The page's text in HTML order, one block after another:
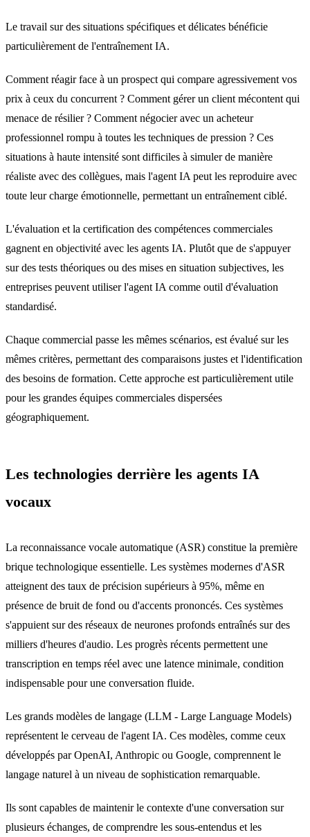
Le travail sur des situations spécifiques et délicates bénéficie
particulièrement de l'entraînement IA.
Comment réagir face à un prospect qui compare agressivement vos
prix à ceux du concurrent ? Comment gérer un client mécontent qui
menace de résilier ? Comment négocier avec un acheteur
professionnel rompu à toutes les techniques de pression ? Ces
situations à haute intensité sont difficiles à simuler de manière
réaliste avec des collègues, mais l'agent IA peut les reproduire avec
toute leur charge émotionnelle, permettant un entraînement ciblé.
L'évaluation et la certification des compétences commerciales
gagnent en objectivité avec les agents IA. Plutôt que de s'appuyer
sur des tests théoriques ou des mises en situation subjectives, les
entreprises peuvent utiliser l'agent IA comme outil d'évaluation
standardisé.
Chaque commercial passe les mêmes scénarios, est évalué sur les
mêmes critères, permettant des comparaisons justes et l'identification
des besoins de formation. Cette approche est particulièrement utile
pour les grandes équipes commerciales dispersées
géographiquement.
Les technologies derrière les agents IA
vocaux
La reconnaissance vocale automatique (ASR) constitue la première
brique technologique essentielle. Les systèmes modernes d'ASR
atteignent des taux de précision supérieurs à 95%, même en
présence de bruit de fond ou d'accents prononcés. Ces systèmes
s'appuient sur des réseaux de neurones profonds entraînés sur des
milliers d'heures d'audio. Les progrès récents permettent une
transcription en temps réel avec une latence minimale, condition
indispensable pour une conversation fluide.
Les grands modèles de langage (LLM - Large Language Models)
représentent le cerveau de l'agent IA. Ces modèles, comme ceux
développés par OpenAI, Anthropic ou Google, comprennent le
langage naturel à un niveau de sophistication remarquable.
Ils sont capables de maintenir le contexte d'une conversation sur
plusieurs échanges, de comprendre les sous-entendus et les